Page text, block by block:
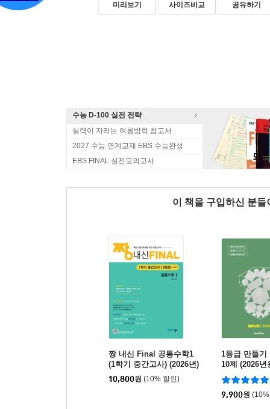
미리보기 사이즈비교 공유하기
수능 D-100 실전 전략
실력이 자라는 여름방학 참고서
2027 수능 연계교재 EBS 수능완성
EBS FINAL 실전모의고사
이 책을 구입하신 분
짱 내신 Final 공통수학1
(1학기 중간고사) (2026년)
10,800원 (10% 할인)
1등급 만들기
10제 (2026년
9,900원